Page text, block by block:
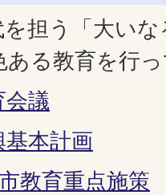
担う「大い
ある教育を行
会議
本計画
教育重点施策